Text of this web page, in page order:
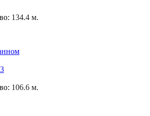
134.4 м.
106.6 м.